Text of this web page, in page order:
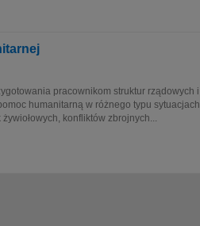
pracownikom struktur rządowych i
humanitarną w różnego typu sytuacjach
konfliktów zbrojnych...